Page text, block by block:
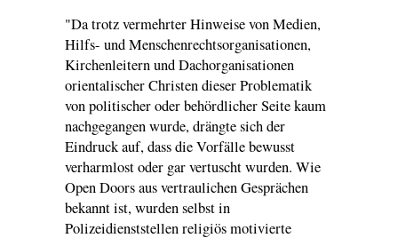
"Da trotz vermehrter Hinweise von Medien,
Hilfs- und Menschenrechtsorganisationen,
Kirchenleitern und Dachorganisationen
orientalischer Christen dieser Problematik
von politischer oder behördlicher Seite kaum
nachgegangen wurde, drängte sich der
Eindruck auf, dass die Vorfälle bewusst
verharmlost oder gar vertuscht wurden. Wie
Open Doors aus vertraulichen Gesprächen
bekannt ist, wurden selbst in
Polizeidienststellen religiös motivierte